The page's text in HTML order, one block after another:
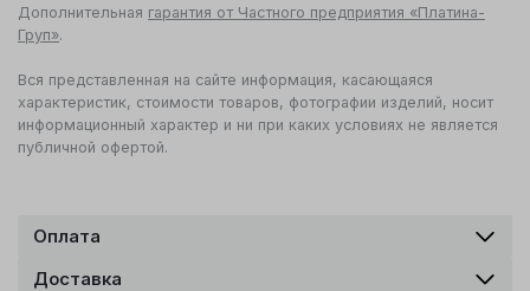
Дополнительная гарантия от Частного предприятия «Платина-
Груп».
Вся представленная на сайте информация, касающаяся
характеристик, стоимости товаров, фотографии изделий, носит
информационный характер и ни при каких условиях не является
публичной офертой.
Оплата
Доставка